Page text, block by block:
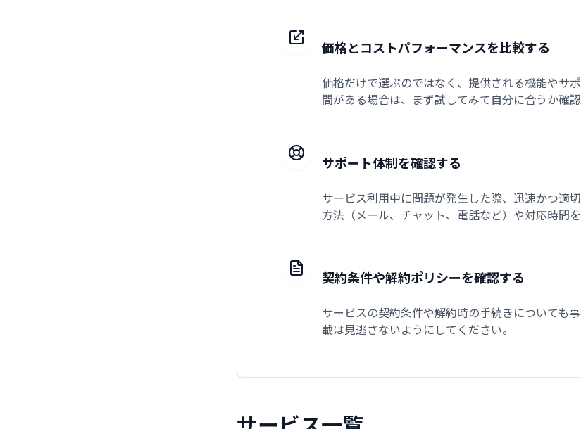
価格とコストパフォーマンスを比較する
価格だけで選ぶのではなく、提供される機能やサ
間がある場合は、まず試してみて自分に合うか確認
サポート体制を確認する
サービス利用中に問題が発生した際、迅速かつ適
方法（メール、チャット、電話など）や対応時間
契約条件や解約ポリシーを確認する
サービスの契約条件や解約時の手続きについても
載は見逃さないようにしてください。